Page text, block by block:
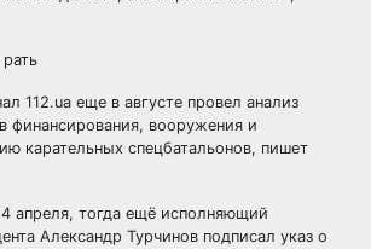
112.ua еще в августе провел анализ
финансирования, вооружения и
карательных спецбатальонов, пишет
апреля, тогда ещё исполняющий
Александр Турчинов подписал указ о